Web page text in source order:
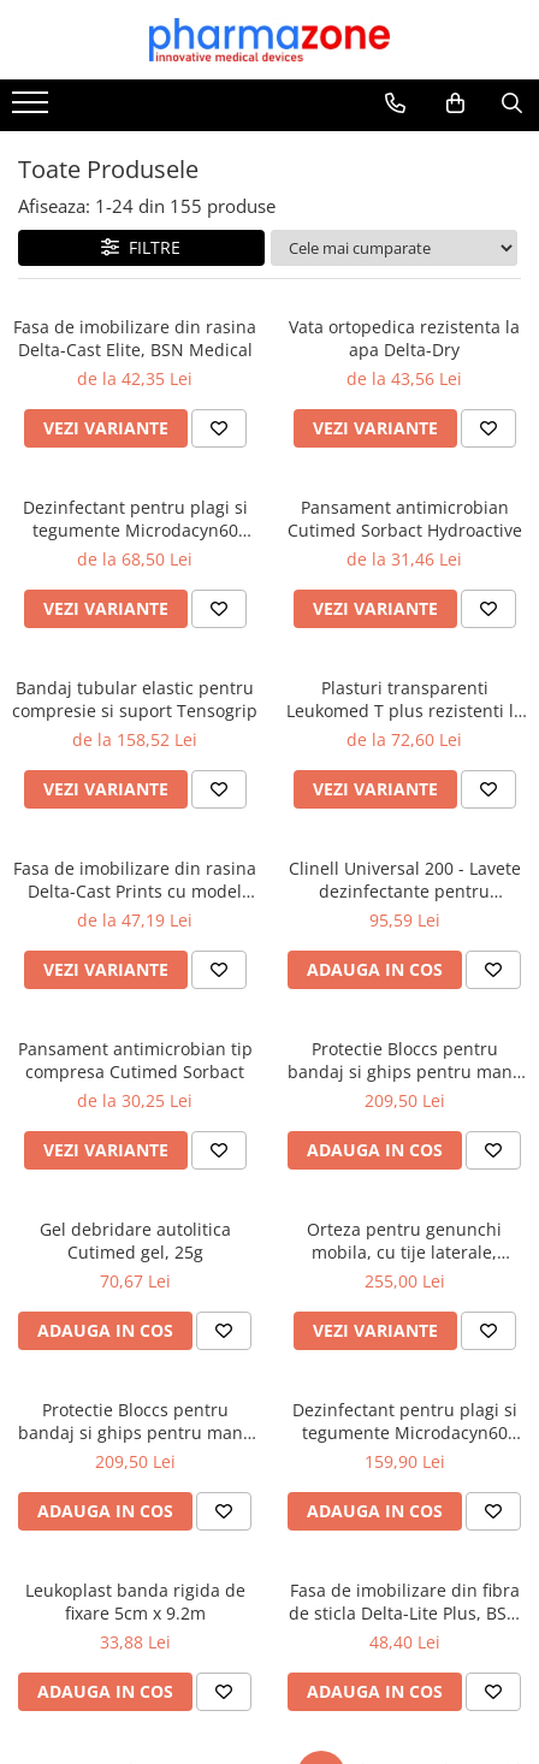
Toate Produsele
Tratamentul fracturilor
Atele Delta-Xpress si Dynacast
Prelude
Bandaje de captusire si vata
ortopedica
Fesi de imobilizare rasina, fibra si
gips
Protectii DryPro & Bloccs
Plasturi si pansamente
Dezinfectanti medicali
Dezinfectanti pentru plagi
Dezinfectanti microaeroflora BIO
Purificatoare de aer
Produse terapie compresiva
Ciorapi compresivi Jobst
Tratamentul plagilor
Produse complexe
Produse ortopedice
Suport calcai Actimove
Suport glezna Actimove
Suport umar Actimove
Produse medicina sportiva
Benzi kinesiologice
Produse diverse
Terapie rece/calda
Toate Produsele
Afiseaza: 1-24 din 155 produse
FILTRE
Fasa de imobilizare din rasina
Delta-Cast Elite, BSN Medical
de la 42,35 Lei
VEZI VARIANTE
Vata ortopedica rezistenta la
apa Delta-Dry
de la 43,56 Lei
VEZI VARIANTE
Dezinfectant pentru plagi si
tegumente Microdacyn60
Wound Care
de la 68,50 Lei
VEZI VARIANTE
Pansament antimicrobian
Cutimed Sorbact Hydroactive
de la 31,46 Lei
VEZI VARIANTE
Bandaj tubular elastic pentru
compresie si suport Tensogrip
de la 158,52 Lei
VEZI VARIANTE
Plasturi transparenti
Leukomed T plus rezistenti la
apa - cutie 50 bucati
de la 72,60 Lei
VEZI VARIANTE
Fasa de imobilizare din rasina
Delta-Cast Prints cu model
pentru copii
de la 47,19 Lei
VEZI VARIANTE
Clinell Universal 200 - Lavete
dezinfectante pentru
suprafete
95,59 Lei
ADAUGA IN COS
Pansament antimicrobian tip
compresa Cutimed Sorbact
de la 30,25 Lei
VEZI VARIANTE
Protectie Bloccs pentru
bandaj si ghips pentru mana
copil, marime L, circumferinta
protectie 58cm
209,50 Lei
ADAUGA IN COS
Gel debridare autolitica
Cutimed gel, 25g
70,67 Lei
ADAUGA IN COS
Orteza pentru genunchi
mobila, cu tije laterale,
Actimove Knee Brace
255,00 Lei
VEZI VARIANTE
Protectie Bloccs pentru
bandaj si ghips pentru mana
copil, marime XL,
lungime protectie 66cm
209,50 Lei
ADAUGA IN COS
Dezinfectant pentru plagi si
tegumente Microdacyn60
990ml
159,90 Lei
ADAUGA IN COS
Leukoplast banda rigida de
fixare 5cm x 9.2m
33,88 Lei
ADAUGA IN COS
Fasa de imobilizare din fibra
de sticla Delta-Lite Plus, BSN
Medical
48,40 Lei
ADAUGA IN COS